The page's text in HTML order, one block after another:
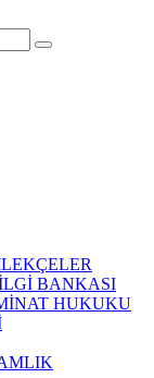
BANKASI
HUKUKU